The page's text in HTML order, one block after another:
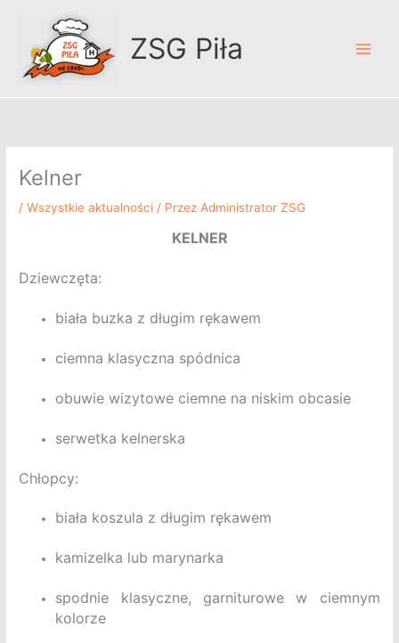
ZSG Piła
Kelner
/Wszystkie aktualności / Przez Administrator ZSG
KELNER
Dziewczęta:
biała buzka z długim rękawem
ciemna klasyczna spódnica
obuwie wizytowe ciemne na niskim obcasie
serwetka kelnerska
Chłopcy:
biała koszula z długim rękawem
kamizelka lub marynarka
spodnie klasyczne, garniturowe w ciemnym
kolorze
m